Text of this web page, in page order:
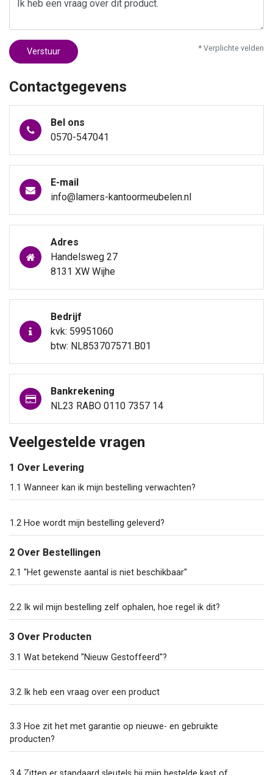
Verstuur * Verplichte velden
Contactgegevens
Bel ons
0570-547041
E-mail
info@lamers-kantoormeubelen.nl
Adres
Handelsweg 27
8131 XW Wijhe
Bedrijf
kvk: 59951060
btw: NL853707571.B01
Bankrekening
NL23 RABO 0110 7357 14
Veelgestelde vragen
1 Over Levering
1.1 Wanneer kan ik mijn bestelling verwachten?
1.2 Hoe wordt mijn bestelling geleverd?
2 Over Bestellingen
2.1 ''Het gewenste aantal is niet beschikbaar''
2.2 Ik wil mijn bestelling zelf ophalen, hoe regel ik dit?
3 Over Producten
3.1 Wat betekend ''Nieuw Gestoffeerd''?
3.2 Ik heb een vraag over een product
3.3 Hoe zit het met garantie op nieuwe- en gebruikte
producten?